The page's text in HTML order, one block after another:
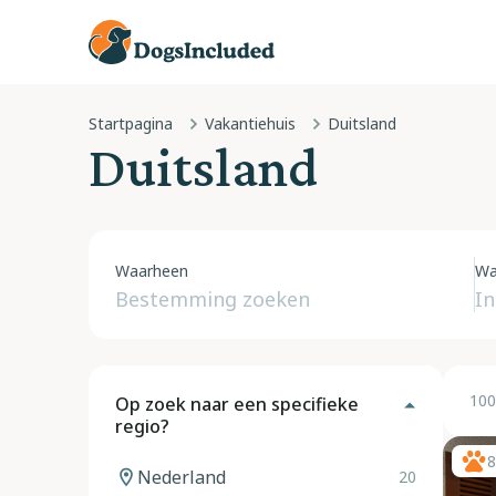
Startpagina Vakantiehuis Duitsland
Duitsland
Waarheen
Op zoek naar een specifieke
regio?
Nederland 20